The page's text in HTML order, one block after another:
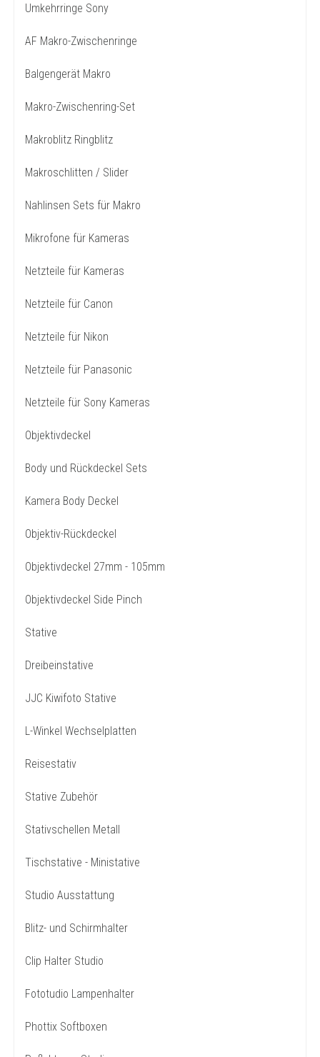
Umkehrringe Sony
AF Makro-Zwischenringe
Balgengerät Makro
Makro-Zwischenring-Set
Makroblitz Ringblitz
Makroschlitten / Slider
Nahlinsen Sets für Makro
Mikrofone für Kameras
Netzteile für Kameras
Netzteile für Canon
Netzteile für Nikon
Netzteile für Panasonic
Netzteile für Sony Kameras
Objektivdeckel
Body und Rückdeckel Sets
Kamera Body Deckel
Objektiv-Rückdeckel
Objektivdeckel 27mm - 105mm
Objektivdeckel Side Pinch
Stative
Dreibeinstative
JJC Kiwifoto Stative
L-Winkel Wechselplatten
Reisestativ
Stative Zubehör
Stativschellen Metall
Tischstative - Ministative
Studio Ausstattung
Blitz- und Schirmhalter
Clip Halter Studio
Fototudio Lampenhalter
Phottix Softboxen